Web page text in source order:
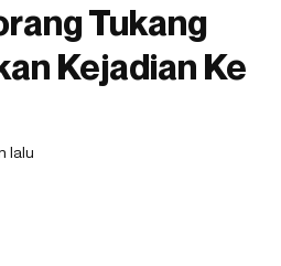
Tukang
Kejadian Ke
lalu